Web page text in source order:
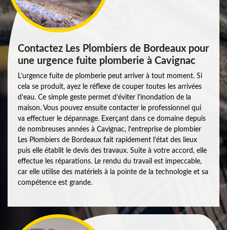
Contactez Les Plombiers de Bordeaux pour
une urgence fuite plomberie à Cavignac
L’urgence fuite de plomberie peut arriver à tout moment. Si
cela se produit, ayez le réflexe de couper toutes les arrivées
d’eau. Ce simple geste permet d’éviter l’inondation de la
maison. Vous pouvez ensuite contacter le professionnel qui
va effectuer le dépannage. Exerçant dans ce domaine depuis
de nombreuses années à Cavignac, l’entreprise de plombier
Les Plombiers de Bordeaux fait rapidement l’état des lieux
puis elle établit le devis des travaux. Suite à votre accord, elle
effectue les réparations. Le rendu du travail est impeccable,
car elle utilise des matériels à la pointe de la technologie et sa
compétence est grande.